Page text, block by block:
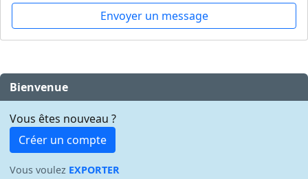
Envoyer un message
Bienvenue
Vous êtes nouveau ?
Créer un compte
Vous voulez EXPORTER